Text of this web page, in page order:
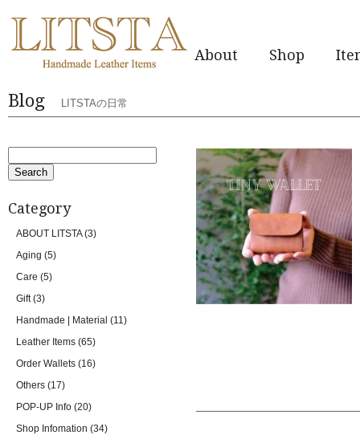
About Shop
Blog LITSTAの日常
Category
ABOUT LITSTA(3)
Aging (5)
Care (5)
Gift(3)
Handmade | Material (11)
Leather Items (65)
Order Wallets (16)
Others (17)
POP-UP Info (20)
Shop Infomation (34)